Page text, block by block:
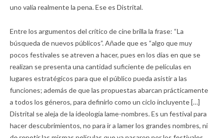
uno valía realmente la pena. Ese es Distrital.
Entre los argumentos del crítico de cine brilla la frase: “La
búsqueda de nuevos públicos”. Añade que es “algo que muy
pocos festivales se atreven a hacer, pues en los días en que se
realizan se presenta una cantidad suficiente de películas en
lugares estratégicos para que el público pueda asistir a las
funciones; además de que las propuestas abarcan prácticamente
a todos los géneros, para definirlo como un ciclo incluyente […]
Distrital se aleja de la ideología lame-nombres. Es un festival para
hacer descubrimientos, no para ir a lamer los grandes nombres, ni